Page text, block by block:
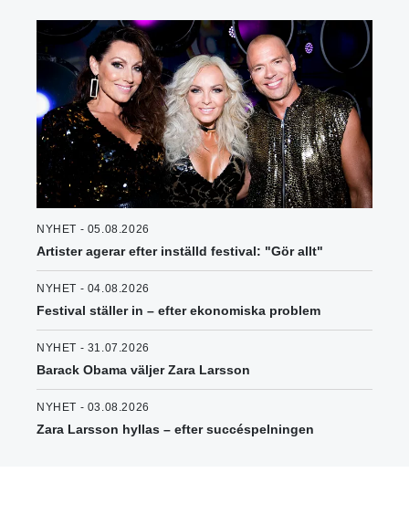
NYHET - 05.08.2026
Artister agerar efter inställd festival: "Gör allt"
NYHET - 04.08.2026
Festival ställer in – efter ekonomiska problem
NYHET - 31.07.2026
Barack Obama väljer Zara Larsson
NYHET - 03.08.2026
Zara Larsson hyllas – efter succéspelningen